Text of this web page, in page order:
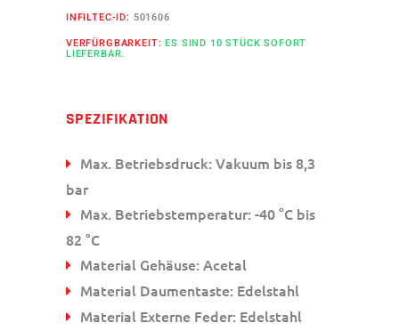
INFILTEC-ID: 501606
VERFÜRGBARKEIT:ES SIND 10 STÜCK SOFORT
LIEFERBAR.
SPEZIFIKATION
Max. Betriebsdruck: Vakuum bis 8,3
bar
Max. Betriebstemperatur: -40 °C bis
82 °C
Material Gehäuse: Acetal
Material Daumentaste: Edelstahl
Material Externe Feder: Edelstahl